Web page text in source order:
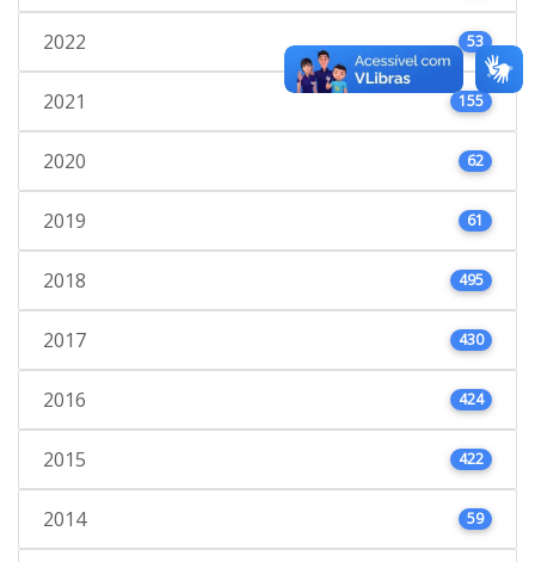
2022 53
2021 155
2020 62
2019 61
2018 495
2017 430
2016 424
2015 422
2014 59